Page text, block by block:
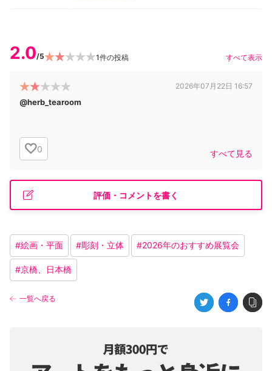
2.0/5 1件の投稿 すべて表示
2026年07月22日 16:57
@herb_tearoom
0 すべて見る
評価・コメントを書く
#絵画・平面 #彫刻・立体 #2026年のおすすめ展覧会
#京橋、日本橋
一覧へ戻る